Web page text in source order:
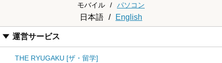
モバイル / パソコン
日本語 / English
運営サービス
THE RYUGAKU [ザ・留学]